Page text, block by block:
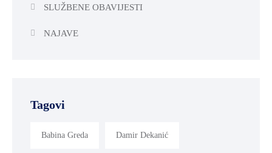
SLUŽBENE OBAVIJESTI
NAJAVE
Tagovi
Babina Greda Damir Dekanić